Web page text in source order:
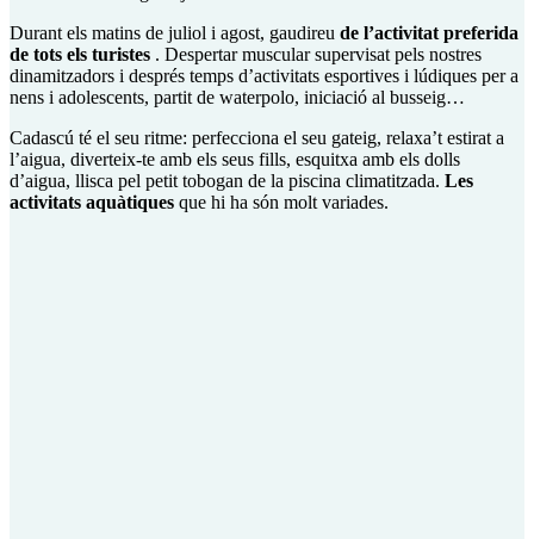
Durant els matins de juliol i agost, gaudireu de l’activitat preferida
de tots els turistes . Despertar muscular supervisat pels nostres
dinamitzadors i després temps d’activitats esportives i lúdiques per a
nens i adolescents, partit de waterpolo, iniciació al busseig…
Cadascú té el seu ritme: perfecciona el seu gateig, relaxa’t estirat a
l’aigua, diverteix-te amb els seus fills, esquitxa amb els dolls
d’aigua, llisca pel petit tobogan de la piscina climatitzada. Les
activitats aquàtiques que hi ha són molt variades.